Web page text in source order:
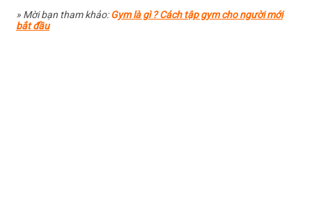
» Mời bạn tham khảo:Gym là gì ? Cách tập gym cho người mới
bắt đầu